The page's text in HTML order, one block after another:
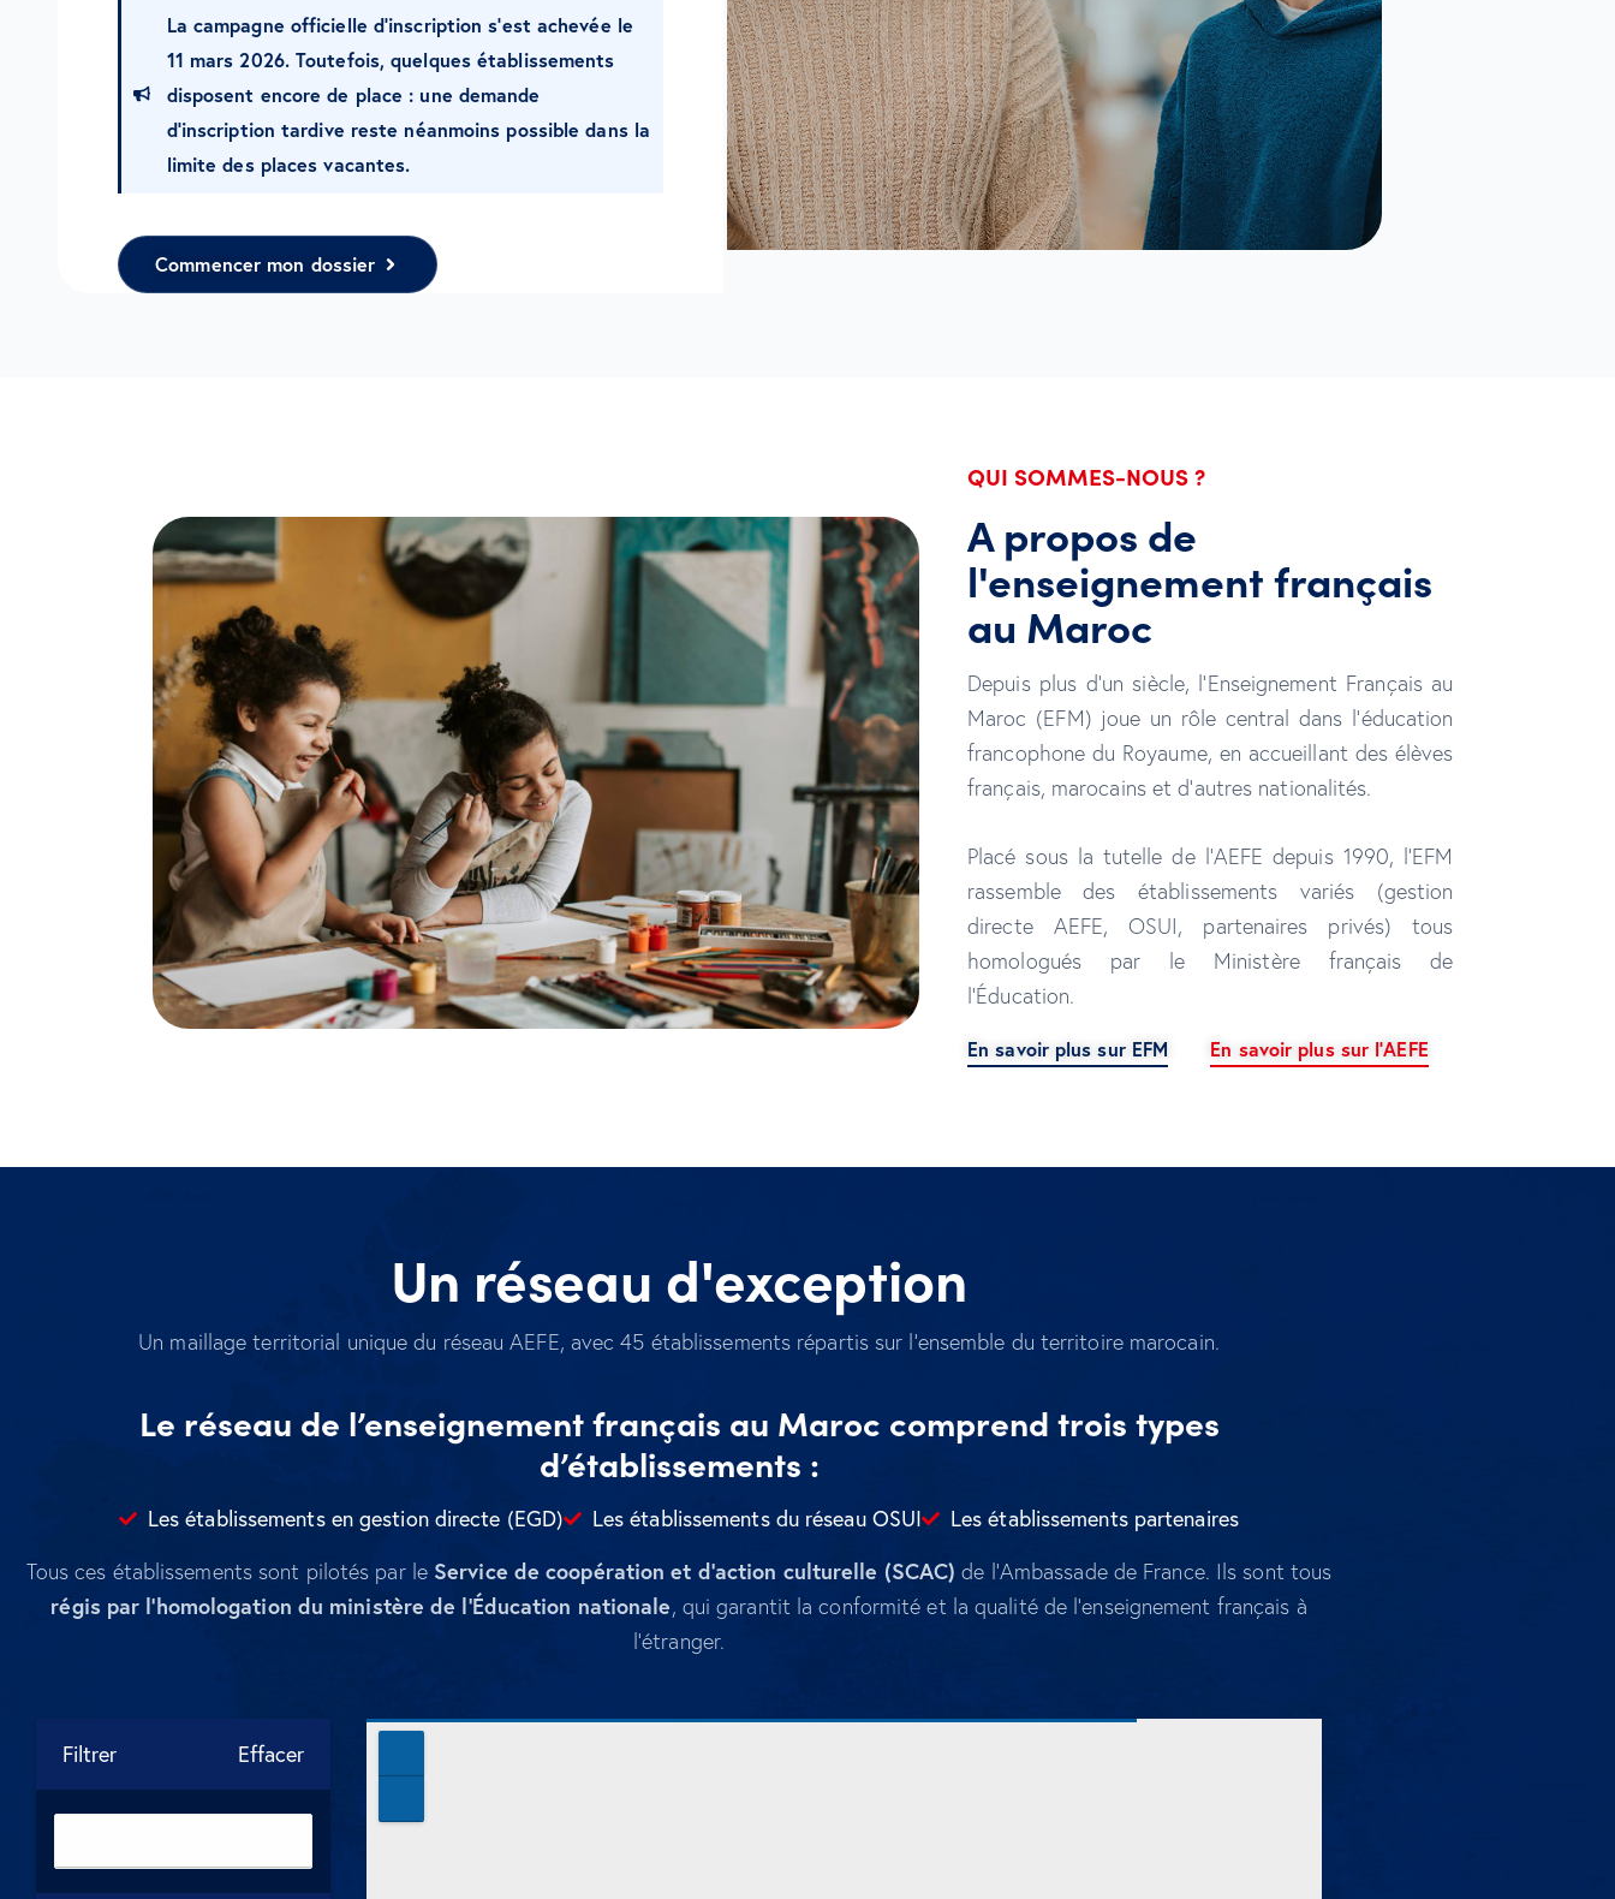
La campagne officielle d’inscription s’est achevée le
11 mars 2026. Toutefois, quelques établissements
disposent encore de place : une demande
d’inscription tardive reste néanmoins possible dans la
limite des places vacantes.
Commencer mon dossier
QUI SOMMES-NOUS ?
A propos de
l'enseignement français
au Maroc
Depuis plus d’un siècle, l’Enseignement Français au
Maroc (EFM) joue un rôle central dans l’éducation
francophone du Royaume, en accueillant des élèves
français, marocains et d’autres nationalités.
Placé sous la tutelle de l’AEFE depuis 1990, l’EFM
rassemble des établissements variés (gestion
directe AEFE, OSUI, partenaires privés) tous
homologués par le Ministère français de
l’Éducation.
En savoir plus sur EFM En savoir plus sur l'AEFE
Un réseau d'exception
Un maillage territorial unique du réseau AEFE, avec 45 établissements répartis sur l’ensemble du territoire marocain.
Le réseau de l’enseignement français au Maroc comprend trois types
d’établissements :
Les établissements en gestion directe (EGD) Les établissements du réseau OSUI
Les établissements partenaires
Tous ces établissements sont pilotés par le Service de coopération et d’action culturelle (SCAC) de l’Ambassade de France. Ils sont tous
régis par l’homologation du ministère de l’Éducation nationale, qui garantit la conformité et la qualité de l’enseignement français à
l’étranger.